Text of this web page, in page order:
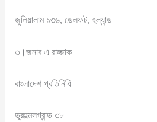
জুলিয়ালাম ১৩৬, ডেলফট, হল্যান্ড
৩।জনাব এ রাজ্জাক
বাংলাদেশ প্রতিনিধি
ডুরহল্মসগ্রান্ড ৩৮